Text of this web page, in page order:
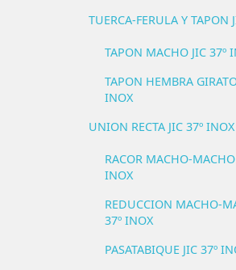
TUERCA-FERULA Y TAPON
TAPON MACHO JIC 37º
TAPON HEMBRA
INOX
UNION RECTA JIC 37º INOX
RACOR MACHO-MACHO
INOX
REDUCCION MACHO-
37º INOX
PASATABIQUE JIC 37º